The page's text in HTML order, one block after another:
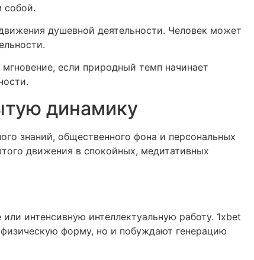
собой.
душевной деятельности. Человек может
если природный темп начинает
динамику
знаний, общественного фона и персональных
движения в спокойных, медитативных
интенсивную интеллектуальную работу. 1xbet
форму, но и побуждают генерацию